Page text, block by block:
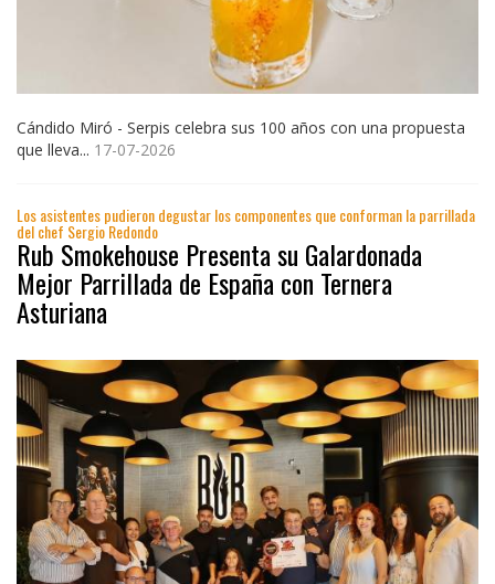
Cándido Miró - Serpis celebra sus 100 años con una propuesta
que lleva... 17-07-2026
Los asistentes pudieron degustar los componentes que conforman la parrillada
del chef Sergio Redondo
Rub Smokehouse Presenta su Galardonada
Mejor Parrillada de España con Ternera
Asturiana